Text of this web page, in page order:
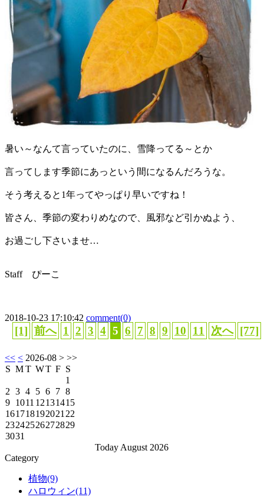
暑い～なんて言っていたのに、雪降ってる～とか
言ってします季節にあっという間になるんだろうな。
そう考えると1年ってやっぱり早いですね！
皆さん、季節の変わりめなので、風邪など引かぬよう、
お過ごし下さいませ…
Staff ぴーこ
2018-10-23 17:10:42 comment(0)
[1] 前へ 1 2 3 4 5 6 7 8 9 10 11 次へ [77]
<< < 2026-08 > >>
S MT WT F S
1
2 3 4 5 6 7 8
9 1011 12131415
161718192021 22
23242526272829
3031
Today August 2026
Category
植物(9)
ハロウィン(11)